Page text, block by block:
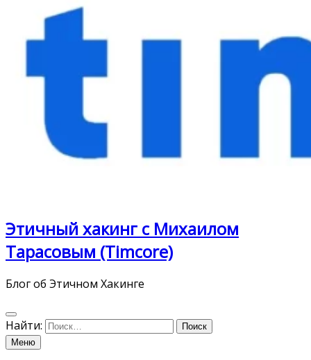
Этичный хакинг с Михаилом
Тарасовым (Timcore)
Блог об Этичном Хакинге
Найти:
Меню